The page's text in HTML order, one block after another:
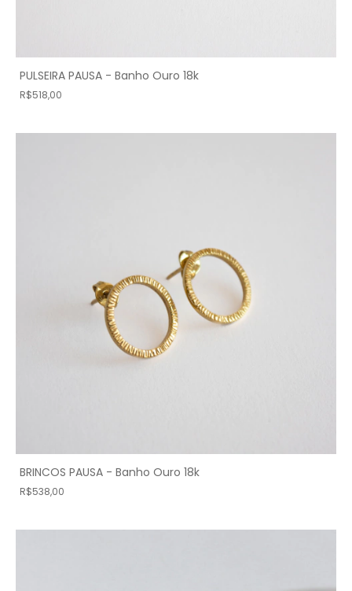
PULSEIRA PAUSA - Banho Ouro 18k
R$518,00
BRINCOS PAUSA - Banho Ouro 18k
R$538,00